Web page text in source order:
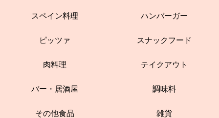
スペイン料理 ハンバーガー
ピッツァ スナックフード
肉料理 テイクアウト
バー・居酒屋 調味料
その他食品 雑貨